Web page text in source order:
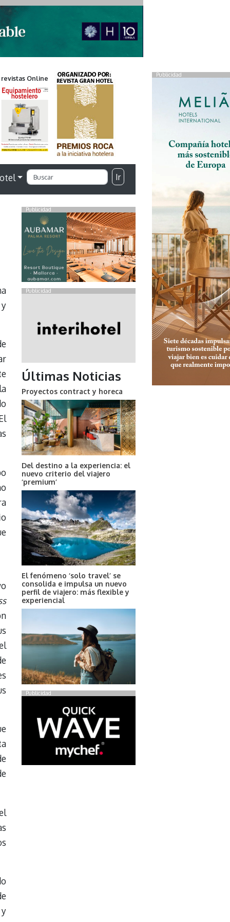
Publicidad
Online
Ir
Publicidad
Publicidad
Últimas Noticias
Proyectos contract y horeca
Del destino a la experiencia: el
nuevo criterio del viajero
‘premium’
El fenómeno ‘solo travel’ se
consolida e impulsa un nuevo
perfil de viajero: más flexible y
experiencial
Publicidad